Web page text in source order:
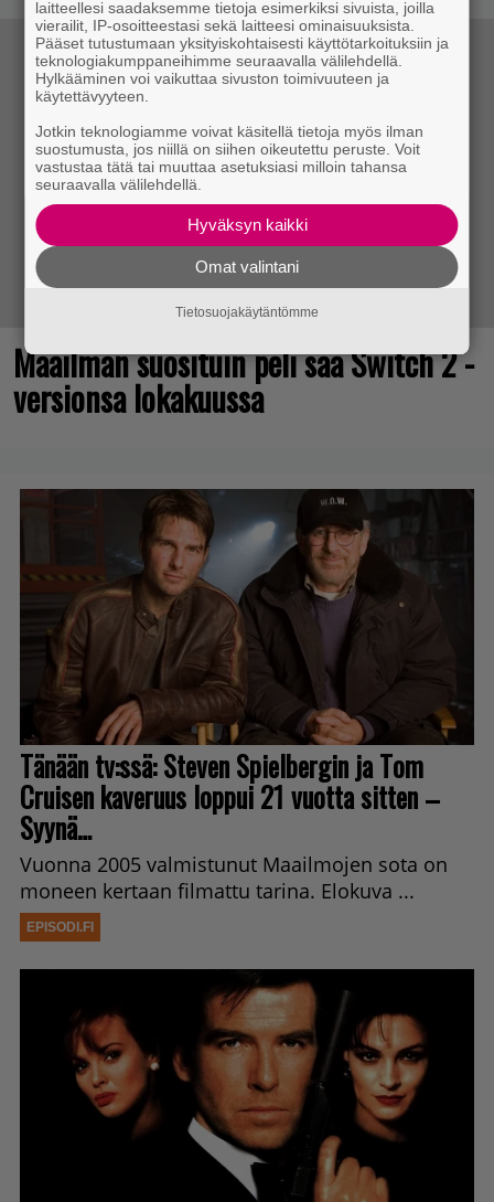
Maailman suosituin peli saa Switch 2 -
versionsa lokakuussa
laitteellesi saadaksemme tietoja esimerkiksi sivuista, joilla
vierailit, IP-osoitteestasi sekä laitteesi ominaisuuksista.
Pääset tutustumaan yksityiskohtaisesti käyttötarkoituksiin ja
teknologiakumppaneihimme seuraavalla välilehdellä.
Hylkääminen voi vaikuttaa sivuston toimivuuteen ja
käytettävyyteen.
Jotkin teknologiamme voivat käsitellä tietoja myös ilman
suostumusta, jos niillä on siihen oikeutettu peruste. Voit
vastustaa tätä tai muuttaa asetuksiasi milloin tahansa
seuraavalla välilehdellä.
Hyväksyn kaikki
Omat valintani
Tietosuojakäytäntömme